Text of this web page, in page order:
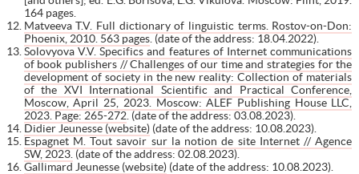
164 pages.
Matveeva T.V. Full dictionary of linguistic terms. Rostov-on-Don:
Phoenix, 2010. 563 pages. (date of the address: 18.04.2022).
Solovyova V.V. Specifics and features of Internet communications
of book publishers // Challenges of our time and strategies for the
development of society in the new reality: Collection of materials
of the XVI International Scientific and Practical Conference,
Moscow, April 25, 2023. Moscow: ALEF Publishing House LLC,
2023. Page: 265-272. (date of the address: 03.08.2023).
Didier Jeunesse (website)(date of the address: 10.08.2023).
Espagnet M. Tout savoir sur la notion de site Internet // Agence
SW, 2023.(date of the address: 02.08.2023).
Gallimard Jeunesse (website)(date of the address: 10.08.2023).